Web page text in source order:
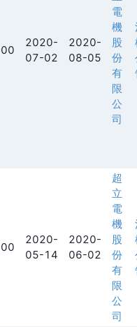
2020-
07-02
2020-
08-05
電
機
股
份
有
限
公
司
2020-
05-14
2020-
06-02
超
立
電
機
股
份
有
限
公
司